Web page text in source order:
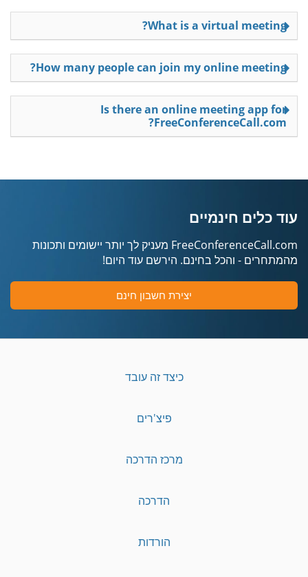
What is a virtual meeting?
How many people can join my online meeting?
Is there an online meeting app for
FreeConferenceCall.com?
עוד כלים חינמיים
FreeConferenceCall.com מעניק לך יותר יישומים ותכונות
מהמתחרים - והכל בחינם. הירשם עוד היום!
יצירת חשבון חינם
כיצד זה עובד
פיצ'רים
מרכז הדרכה
הדרכה
הורדות